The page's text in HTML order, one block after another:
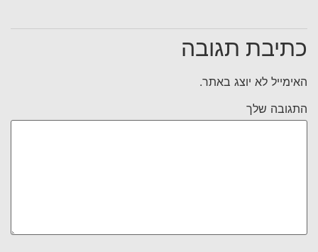
כתיבת תגובה
האימייל לא יוצג באתר.
התגובה שלך